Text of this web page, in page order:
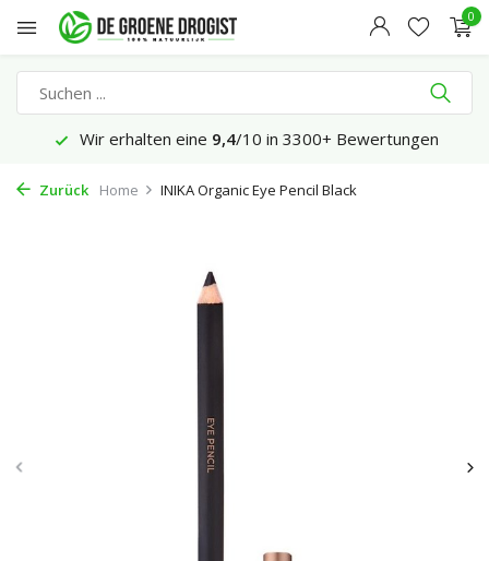
0
Wir erhalten eine 9,4/10 in 3300+ Bewertungen
Zurück Home INIKA Organic Eye Pencil Black